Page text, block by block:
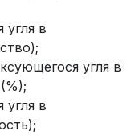
угля в
угля в
угля в